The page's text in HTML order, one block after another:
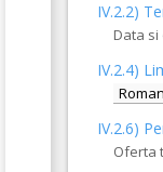
IV.2.2)
Data si
IV.2.4)
IV.2.6)
Oferta